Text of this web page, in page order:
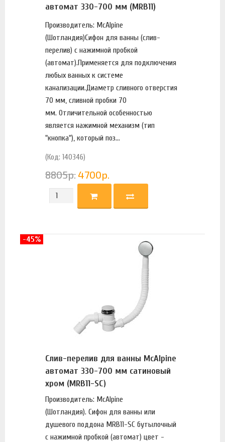
автомат 330-700 мм (MRB11)
Производитель: McAlpine
(Шотландия)Сифон для ванны (слив-
перелив) с нажимной пробкой
(автомат).Применяется для подключения
любых ванных к системе
канализации.Диаметр сливного отверстия
70 мм, сливной пробки 70
мм. Отличительной особенностью
является нажимной механизм (тип
"кнопка"), который поз...
(Код: 140346)
8805р.4700р.
Слив-перелив для ванны McAlpine
автомат 330-700 мм сатиновый
хром (MRB11-SC)
Производитель: McAlpine
(Шотландия). Сифон для ванны или
душевого поддона MRB11-SC бутылочный
с нажимной пробкой (автомат) цвет -
-45%